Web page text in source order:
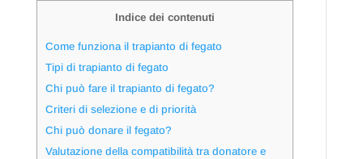
Indice dei contenuti
Come funziona il trapianto di fegato
Tipi di trapianto di fegato
Chi può fare il trapianto di fegato?
Criteri di selezione e di priorità
Chi può donare il fegato?
Valutazione della compatibilità tra donatore e